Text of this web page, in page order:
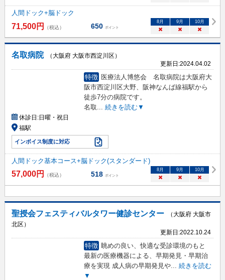
人間ドック+脳ドック
71,500円 （税込） 650 ポイント
8月 9月 10月
× × ×
名取病院
（大阪府 大阪市西淀川区）
更新日:2024.04.02
特徴 医療法人博悠会 名取病院は大阪府大
阪市西淀川区大野、阪神なんば線福駅から
徒歩7分の病院です。
名取
続きを読む▼
休診日:日曜・祝日
福駅
インボイス制度に対応
人間ドック基本コース+脳ドック(スタンダード)
57,000円 （税込） 518 ポイント
8 月 9 月 10月
× × ×
聖授会フェスティバルタワー健診センター
（大阪府 大阪市
北区）
更新日:2022.10.24
特徴 眺めの良い、快適な受診環境のもと
最新の医療機器による、早期発見・早期治
療を実現 成人病の早期発見や...
続きを読む
▼